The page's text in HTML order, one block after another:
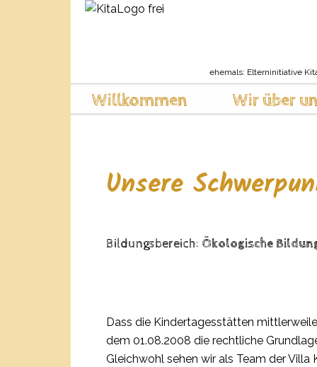
ehemals: Elterninitiative
Willkommen Wir über
Unsere
Bildungsbereich: Ökologische
Dass die Kindertagesstätten
dem 01.08.2008 die rechtliche
Gleichwohl sehen wir als Team der